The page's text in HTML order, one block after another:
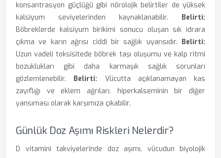
konsantrasyon güçlüğü gibi nörolojik belirtiler de yüksek
kalsiyum seviyelerinden kaynaklanabilir. Belirti:
Böbreklerde kalsiyum birikimi sonucu oluşan sık idrara
çıkma ve karın ağrısı ciddi bir sağlık uyarısıdır. Belirti:
Uzun vadeli toksisitede böbrek taşı oluşumu ve kalp ritmi
bozuklukları gibi daha karmaşık sağlık sorunları
gözlemlenebilir. Belirti: Vücutta açıklanamayan kas
zayıflığı ve eklem ağrıları, hiperkalseminin bir diğer
yansıması olarak karşımıza çıkabilir.
Günlük Doz Aşımı Riskleri Nelerdir?
D vitamini takviyelerinde doz aşımı, vücudun biyolojik